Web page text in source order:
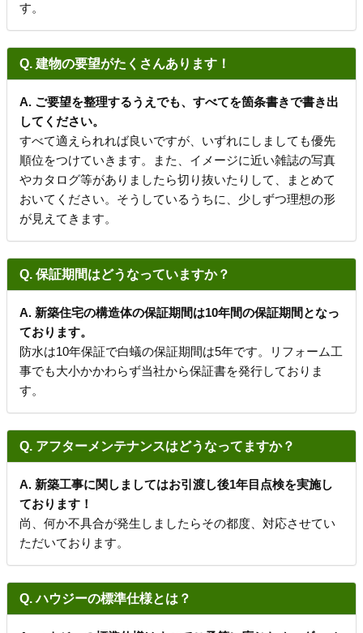
す。
Q. 建物の要望がたくさんあります！
A. ご要望を整理するうえでも、すべてを箇条書きで書き出
してください。
すべて適えられれば良いですが、いずれにしましても優先
順位をつけていきます。また、イメージに近い雑誌の写真
やカタログ等がありましたら切り抜いたりして、まとめて
おいてください。そうしているうちに、少しずつ理想の形
が見えてきます。
Q. 保証期間はどうなっていますか？
A. 新築住宅の構造体の保証期間は10年間の保証期間となっ
ております。
防水は10年保証で白蟻の保証期間は5年です。リフォーム工
事でも大小かかわらず当社から保証書を発行しておりま
す。
Q. アフターメンテナンスはどうなってますか？
A. 新築工事に関しましてはお引渡し後1年目点検を実施し
ております！
尚、何か不具合が発生しましたらその都度、対応させてい
ただいております。
Q. ハウジーの標準仕様とは？